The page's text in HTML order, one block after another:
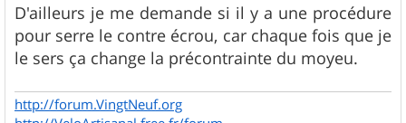
D'ailleurs je me demande si il y a une procédure
pour serre le contre écrou, car chaque fois que je
le sers ça change la précontrainte du moyeu.
http://forum.VingtNeuf.org